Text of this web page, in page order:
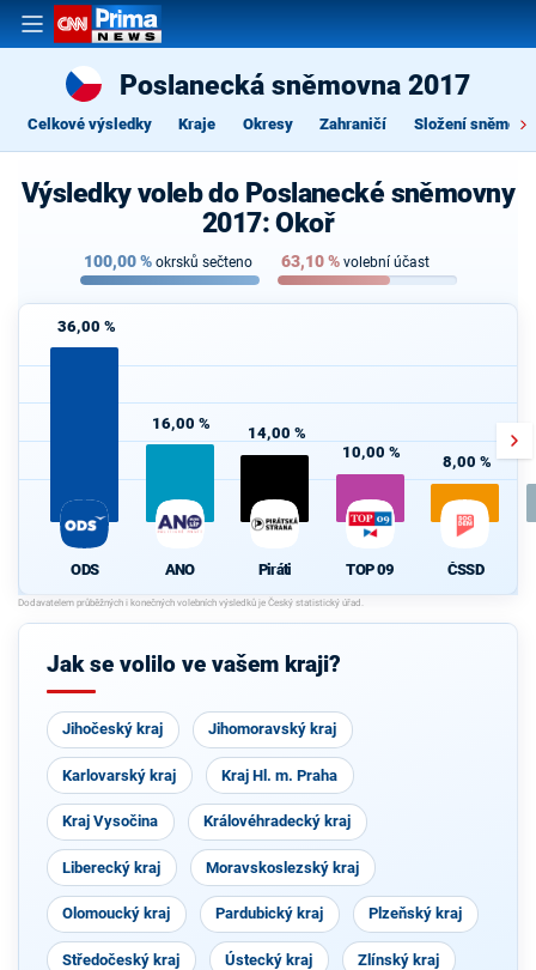
Poslanecká sněmovna 2017
Celkové výsledky Kraje Okresy Zahraničí Složení
Výsledky voleb do Poslanecké sněmovny
2017: Okoř
100,00% okrsků sečteno 63,10% volební účast
36,00 %
ODS
16,00 %
ANO
14,00 %
Piráti
10,00 %
TOP 09
8,00 %
ČSSD
Jak se volilo ve vašem kraji?
Jihočeský kraj Jihomoravský kraj
Karlovarský kraj Kraj Hl. m. Praha
Kraj Vysočina Královéhradecký kraj
Liberecký kraj Moravskoslezský kraj
Olomoucký kraj Pardubický kraj Plzeňský kraj
Středočeský kraj Ústecký kraj Zlínský kraj